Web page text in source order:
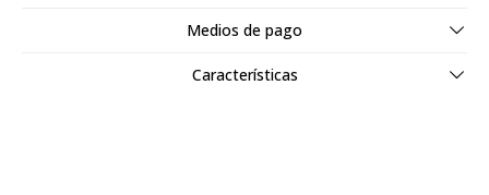
Medios de pago
Características